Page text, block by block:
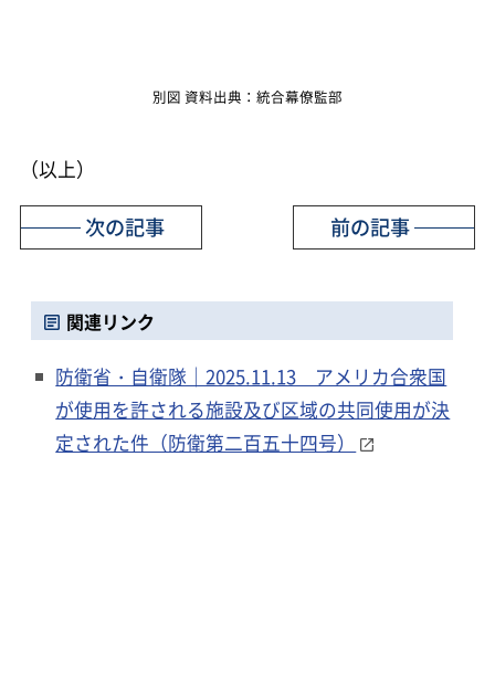
別図 資料出典：統合幕僚監部
（以上）
前の記事
次の記事
関連リンク
防衛省・自衛隊｜2025.11.13 アメリカ合衆国
が使用を許される施設及び区域の共同使用が決
定された件（防衛第二百五十四号）